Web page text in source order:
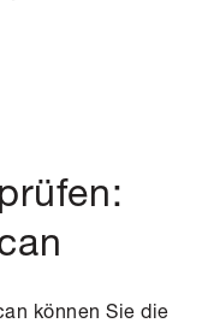
können Sie die